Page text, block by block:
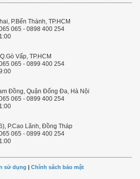
P.Bến Thành, TP.HCM
065 - 0898 400 254
Vấp, TP.HCM
065 - 0899 400 254
Đồng, Quận Đống Đa, Hà Nội
065 - 0899 400 254
P.Cao Lãnh, Đồng Tháp
065 - 0899 400 254
sử dụng Chính sách bảo mật